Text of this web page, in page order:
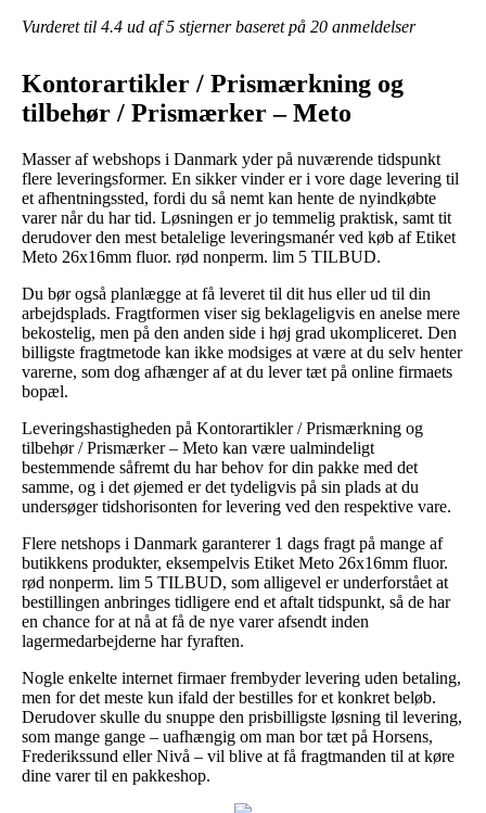
Vurderet til 4.4 ud af 5 stjerner baseret på 20 anmeldelser
Kontorartikler / Prismærkning og
tilbehør / Prismærker – Meto
Masser af webshops i Danmark yder på nuværende tidspunkt
flere leveringsformer. En sikker vinder er i vore dage levering til
et afhentningssted, fordi du så nemt kan hente de nyindkøbte
varer når du har tid. Løsningen er jo temmelig praktisk, samt tit
derudover den mest betalelige leveringsmanér ved køb af Etiket
Meto 26x16mm fluor. rød nonperm. lim 5 TILBUD.
Du bør også planlægge at få leveret til dit hus eller ud til din
arbejdsplads. Fragtformen viser sig beklageligvis en anelse mere
bekostelig, men på den anden side i høj grad ukompliceret. Den
billigste fragtmetode kan ikke modsiges at være at du selv henter
varerne, som dog afhænger af at du lever tæt på online firmaets
bopæl.
Leveringshastigheden på Kontorartikler / Prismærkning og
tilbehør / Prismærker – Meto kan være ualmindeligt
bestemmende såfremt du har behov for din pakke med det
samme, og i det øjemed er det tydeligvis på sin plads at du
undersøger tidshorisonten for levering ved den respektive vare.
Flere netshops i Danmark garanterer 1 dags fragt på mange af
butikkens produkter, eksempelvis Etiket Meto 26x16mm fluor.
rød nonperm. lim 5 TILBUD, som alligevel er underforstået at
bestillingen anbringes tidligere end et aftalt tidspunkt, så de har
en chance for at nå at få de nye varer afsendt inden
lagermedarbejderne har fyraften.
Nogle enkelte internet firmaer frembyder levering uden betaling,
men for det meste kun ifald der bestilles for et konkret beløb.
Derudover skulle du snuppe den prisbilligste løsning til levering,
som mange gange – uafhængig om man bor tæt på Horsens,
Frederikssund eller Nivå – vil blive at få fragtmanden til at køre
dine varer til en pakkeshop.